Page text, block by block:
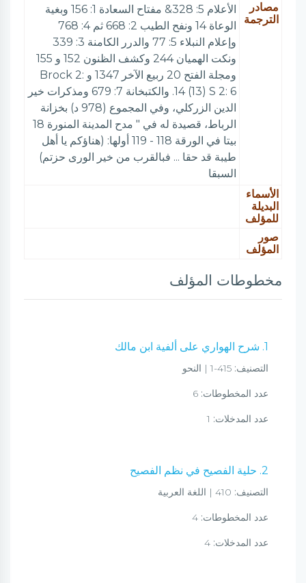
مصادر
الترجمة
الأعلام 5: 328& مفتاح السعادة 1: 156 وبغية
الوعاة 14 ونفح الطيب 2: 668 ثم 4: 768
وإعلام النبلاء 5: 77 والدرر الكامنة 3: 339
ونكت الهميان 244 وكشف الظنون 152 و 155
ومجلة الفتح 20 ربيع الآخر 1347 و Brock 2:
14 (13) S 2: 6. والكتبخانة 7: 679 ومذكرات خير
الدين الزركلي، وفي المجموع (978 د) بخزانة
الرباط، قصيدة له في " مدح المدينة المنورة 18
بيتا في الورقة 118 - 119 أولها: (هناؤكم يا أهل
طيبة قد حقا ... فبالقرب من خير الورى حزتم)
السبقا
الأسماء
البديلة
للمؤلف
صور
المؤلف
مخطوطات المؤلف
1. شرح الهواري على ألفية ابن مالك
التصنيف:
عدد المخطوطات:
عدد المدخلات:
2. حلية الفصيح في نظم الفصيح
التصنيف:
عدد المخطوطات:
عدد المدخلات: